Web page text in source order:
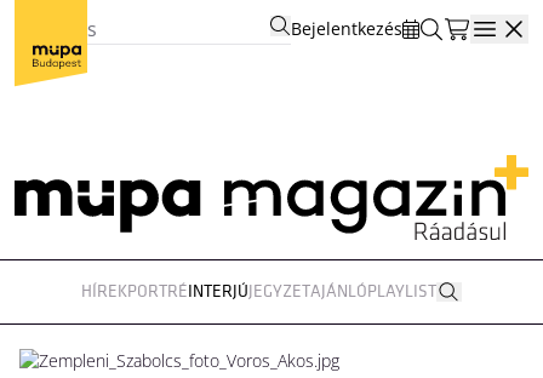
Bejelentkezés
HÍREKPORTRÉINTERJÚJEGYZETAJÁNLÓPLAYLIST